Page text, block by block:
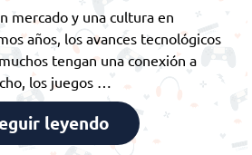
mercado y una cultura en
años, los avances tecnológicos
tengan una conexión a
los juegos …
leyendo